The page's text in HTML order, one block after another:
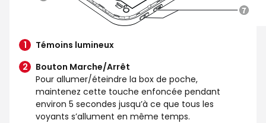
Témoins lumineux
Bouton Marche/Arrêt
Pour allumer/éteindre la box de poche,
maintenez cette touche enfoncée pendant
environ 5 secondes jusqu’à ce que tous les
voyants s’allument en même temps.